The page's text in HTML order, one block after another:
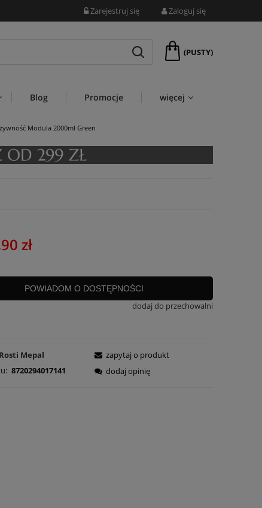
Zarejestruj się Zaloguj się
(PUSTY)
Blog Promocje więcej
Modula 2000ml Green
zł
POWIADOM O DOSTĘPNOŚCI
dodaj do przechowalni
Rosti Mepal
8720294017141
zapytaj o produkt
dodaj opinię